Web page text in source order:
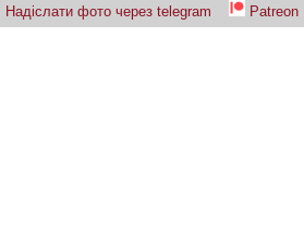
Надіслати фото через telegram
Patreon